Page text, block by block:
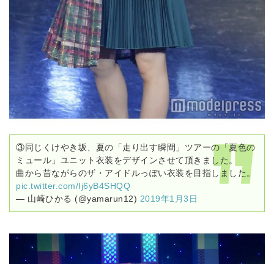
③同じくけやき坂、夏の「走り出す瞬間」ツアーの「夏色の
ミュール」ユニット衣装をデザインさせて頂きました。
曲から昔ながらのザ・アイドルっぽい衣装を目指しました。
pic.twitter.com/Ij6yB4SHQQ
— 山崎ひかる (@yamarun12) 2019年1月3日